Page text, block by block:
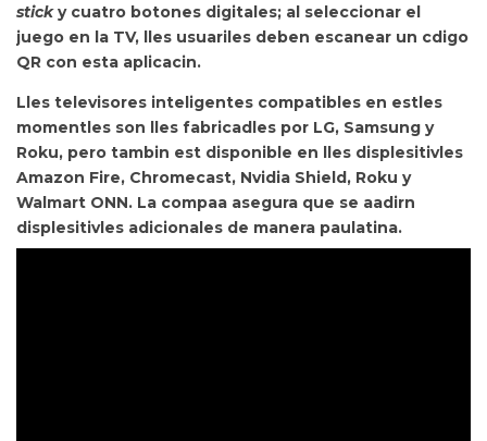
sticky cuatro botones digitales; al seleccionar el
juego en la TV, lles usuariles deben escanear un cdigo
QR con esta aplicacin.
Lles televisores inteligentes compatibles en estles
momentles son lles fabricadles por LG, Samsung y
Roku, pero tambin est disponible en lles displesitivles
Amazon Fire, Chromecast, Nvidia Shield, Roku y
Walmart ONN. La compaa asegura que se aadirn
displesitivles adicionales de manera paulatina.